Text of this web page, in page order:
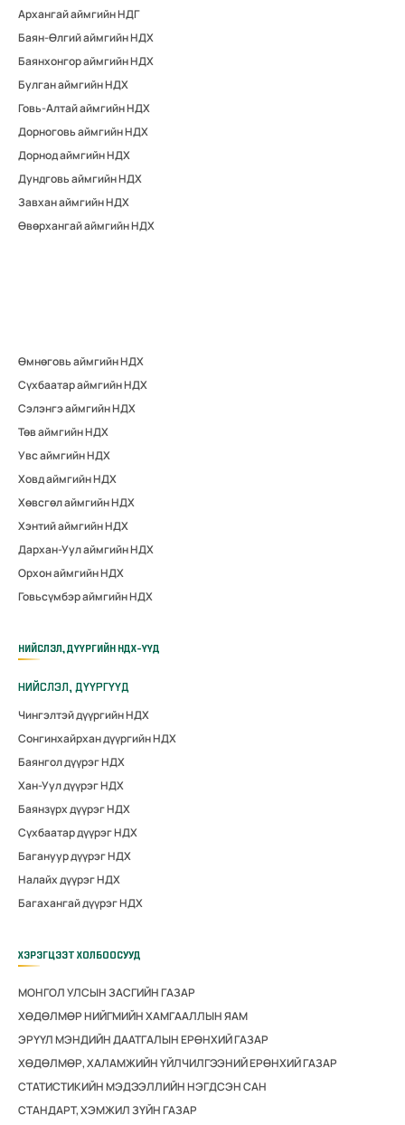
Архангай аймгийн НДГ
Баян-Өлгий аймгийн НДХ
Баянхонгор аймгийн НДХ
Булган аймгийн НДХ
Говь-Алтай аймгийн НДХ
Дорноговь аймгийн НДХ
Дорнод аймгийн НДХ
Дундговь аймгийн НДХ
Завхан аймгийн НДХ
Өвөрхангай аймгийн НДХ
Өмнөговь аймгийн НДХ
Сүхбаатар аймгийн НДХ
Сэлэнгэ аймгийн НДХ
Төв аймгийн НДХ
Увс аймгийн НДХ
Ховд аймгийн НДХ
Хөвсгөл аймгийн НДХ
Хэнтий аймгийн НДХ
Дархан-Уул аймгийн НДХ
Орхон аймгийн НДХ
Говьсүмбэр аймгийн НДХ
НИЙСЛЭЛ, ДҮҮРГИЙН НДХ-ҮҮД
НИЙСЛЭЛ, ДҮҮРГҮҮД
Чингэлтэй дүүргийн НДХ
Сонгинхайрхан дүүргийн НДХ
Баянгол дүүрэг НДХ
Хан-Уул дүүрэг НДХ
Баянзүрх дүүрэг НДХ
Сүхбаатар дүүрэг НДХ
Багануур дүүрэг НДХ
Налайх дүүрэг НДХ
Багахангай дүүрэг НДХ
ХЭРЭГЦЭЭТ ХОЛБООСУУД
МОНГОЛ УЛСЫН ЗАСГИЙН ГАЗАР
ХӨДӨЛМӨР НИЙГМИЙН ХАМГААЛЛЫН ЯАМ
ЭРҮҮЛ МЭНДИЙН ДААТГАЛЫН ЕРӨНХИЙ ГАЗАР
ХӨДӨЛМӨР, ХАЛАМЖИЙН ҮЙЛЧИЛГЭЭНИЙ ЕРӨНХИЙ ГАЗАР
СТАТИСТИКИЙН МЭДЭЭЛЛИЙН НЭГДСЭН САН
СТАНДАРТ, ХЭМЖИЛ ЗҮЙН ГАЗАР